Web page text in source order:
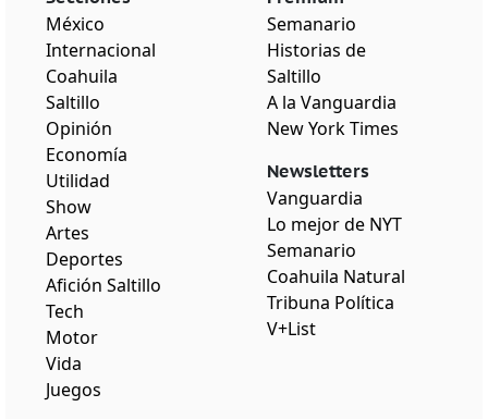
México
Internacional
Coahuila
Saltillo
Opinión
Economía
Utilidad
Show
Artes
Deportes
Afición Saltillo
Tech
Motor
Vida
Juegos
Semanario
Historias de
Saltillo
A la Vanguardia
New York Times
Newsletters
Vanguardia
Lo mejor de NYT
Semanario
Coahuila Natural
Tribuna Política
V+List